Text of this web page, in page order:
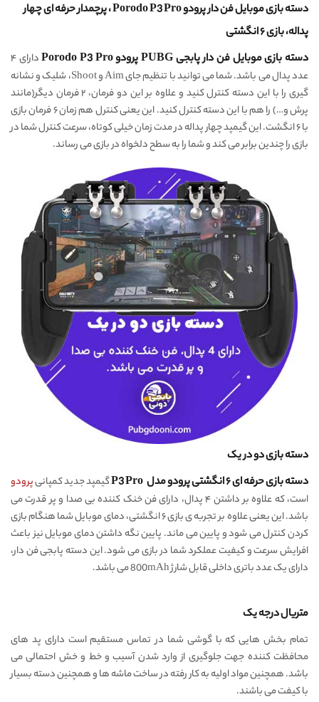
دسته بازی موبایل فن دار پرودو Porodo P3 Pro ، پرچمدار حرفه ای چهار
پداله، بازی ۶ انگشتی
دسته بازی موبایل فن دار پابجی PUBG پرودو Porodo P3 Pro
دارای ۴
عدد پدال می باشد. شما می توانید با تنظیم جای Aim و Shoot، شلیک و نشانه
گیری را با این دسته کنترل کنید و علاوه بر این دو فرمان، ۲ فرمان دیگر(مانند
پرش و…) را هم با این دسته کنترل کنید. این یعنی کنترل هم زمان ۶ فرمان بازی
با ۶ انگشت. این گیمپد چهار پداله در مدت زمان خیلی کوتاه، سرعت کنترل شما در
بازی را چندین برابر می کند و شما را به سطح دلخواه در بازی می رساند.
دسته بازی دو در یک
دسته بازی حرفه ای ۶ انگشتی پرودو مدل P3 Pro
گیمپد جدید کمپانیپرودو
است، که علاوه بر داشتن ۴ پدال، دارای فن خنک کننده بی صدا و پر قدرت می
باشد. این یعنی علاوه بر تجربه ی بازی ۶ انگشتی، دمای موبایل شما هنگام بازی
کردن کنترل می شود و پایین می ماند. پایین نگه داشتن دمای موبایل نیز باعث
افرایش سرعت و کیفیت عملکرد شما در بازی می شود. این دسته پابجی فن دار،
دارای یک عدد باتری داخلی قابل شارژ 800mAh می باشد.
متریال درجه یک
تمام بخش هایی که با گوشی شما در تماس مستقیم است دارای پد های
محافظت کننده جهت جلوگیری از وارد شدن آسیب و خط و خش احتمالی می
باشد. همچنین مواد اولیه به کار رفته در ساخت ماشه ها و همچنین دسته بسیار
با کیفت می باشند.